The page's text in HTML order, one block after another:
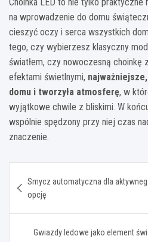
na wprowadzenie do domu
cieszyć oczy i serca wszystkich
tego, czy wybierzesz klasyczny
światłem, czy nowoczesną choinkę
efektami świetlnymi,
domu i tworzyła atmosferę, w
wyjątkowe chwile z bliskimi. W
wspólnie spędzony przy niej czas
znaczenie.
wpisu
Smycz automatyczna dla
opcję
Gwiazdy ledowe jako element